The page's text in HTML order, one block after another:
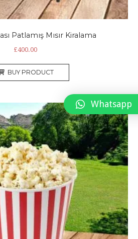
Patlamış Mısır Kiralama
£400.00
BUY PRODUCT
Whatsapp